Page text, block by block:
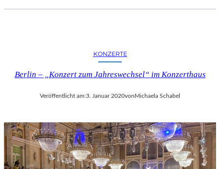
KONZERTE
Berlin – „Konzert zum Jahreswechsel“ im Konzerthaus
Veröffentlicht am:3. Januar 2020vonMichaela Schabel